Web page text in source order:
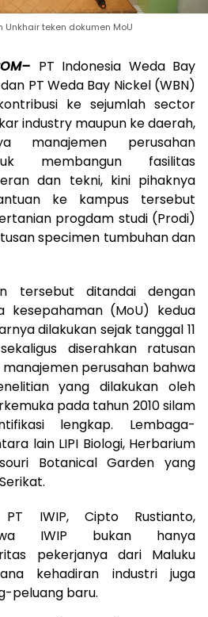
Unkhair teken dokumen MoU
PT Indonesia Weda Bay
PT Weda Bay Nickel (WBN)
ke sejumlah sector
industry maupun ke daerah,
manajemen perusahan
membangun fasilitas
dan tekni, kini pihaknya
ke kampus tersebut
progdam studi (Prodi)
specimen tumbuhan dan
tersebut ditandai dengan
kesepahaman (MoU) kedua
dilakukan sejak tanggal 11
diserahkan ratusan
perusahan bahwa
yang dilakukan oleh
pada tahun 2010 silam
lengkap. Lembaga-
lain LIPI Biologi, Herbarium
Botanical Garden yang
IWIP, Cipto Rustianto,
IWIP bukan hanya
pekerjanya dari Maluku
kehadiran industri juga
peluang baru.